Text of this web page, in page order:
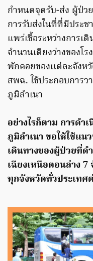
กำหนดจุดรับ-ส่ง ผู้ป่ว
การรับส่งในที่ที่มีประ
แพร่เชื้อระหว่างการเ
จำนวนเตียงว่างของโ
พักคอยของแต่ละจังห
สพฉ. ใช้ประกอบการ
ภูมิลำเนา
อย่างไรก็ตาม การดำ
ภูมิลำเนา ขอให้ใช้แน
เดินทางของผู้ป่วยที่ด
เฉียงเหนือตอนล่าง
ทุกจังหวัดทั่วประเทศ